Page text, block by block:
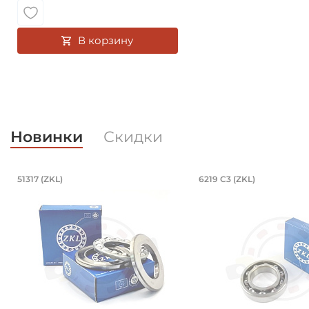
В корзину
Новинки Скидки
Подшипник 85х150х49 мм,
51317 (ZKL) Подшипник
6219 C3 (ZKL)